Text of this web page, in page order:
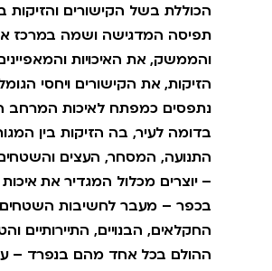
הכוללת בשל הקישורים והזיקות
תפיסה המדגישה ושמה במרכז
והממשק, את האיכויות
הזיקות, את הקישורים ויחסי
נתפסים כמפתח לאיכות המרחב
בדומה לעיר, בה הזיקות בין
התנועה, המסחר, העצים
– יוצרים מכלול המגדיר את
בכפר – מעבר לחשיבות
החקלאים, הבנויים, התיירותיים
ההולם בכל אחד מהם בנפרד –